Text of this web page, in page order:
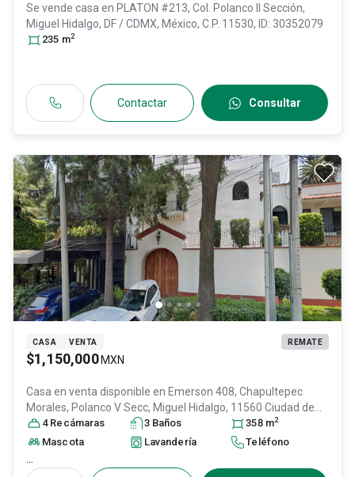
Se vende casa en PLATON #213, Col. Polanco II Sección,
Miguel Hidalgo, DF / CDMX, México, C.P. 11530, ID: 30352079
235 m2
Contactar Consultar
CASA VENTA REMATE
$1,150,000 MXN
Casa en venta disponible en Emerson 408, Chapultepec
Morales, Polanco V Secc, Miguel Hidalgo, 11560 Ciudad de
México, CDMX #408, Col. Polanco V Sección,Miguel Hidalgo
DF / CDMX, México , C.P. 11560, ID:30844126
4 Recámaras 3 Baños 358 m2
Mascota Lavandería Teléfono
...